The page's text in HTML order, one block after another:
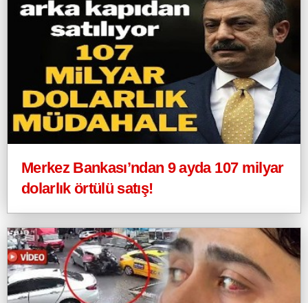
Merkez Bankası’ndan 9 ayda 107 milyar
dolarlık örtülü satış!